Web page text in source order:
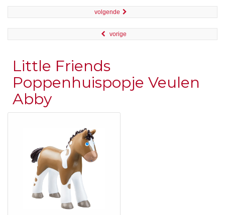
volgende
vorige
Little Friends
Poppenhuispopje Veulen
Abby